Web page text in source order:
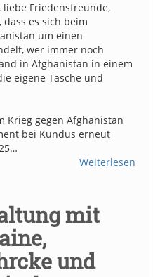
Friedensfreunde,
es sich beim
um einen
wer immer noch
in Afghanistan in einem
eigene Tasche und
Krieg gegen Afghanistan
bei Kundus erneut
Weiterlesen
mit
und